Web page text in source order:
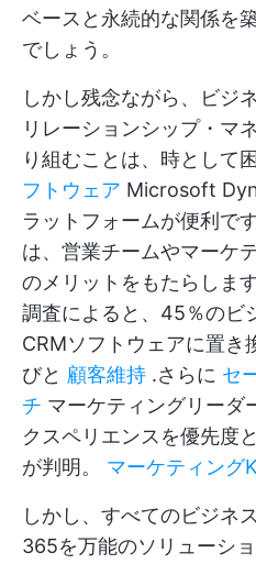
ベースと永続的な関係を
でしょう。
しかし残念ながら、ビジ
リレーションシップ・マ
り組むことは、時として
フトウェア Microsoft
ラットフォームが便利で
は、営業チームやマーケ
のメリットをもたらしま
調査によると、45％のビ
CRMソフトウェアに置き
びと 顧客維持 .さらに セ
チ マーケティングリーダ
クスペリエンスを優先度
が判明。 マーケティング
しかし、すべてのビジ
365を万能のソリューシ